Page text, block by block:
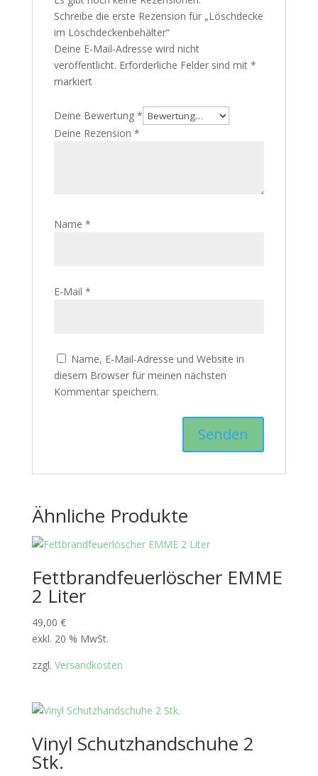
Schreibe die erste Rezension für „Löschdecke
im Löschdeckenbehälter“
Deine E-Mail-Adresse wird nicht
veröffentlicht. Erforderliche Felder sind mit *
markiert
Deine Bewertung *
Deine Rezension *
Name *
E-Mail *
Name, E-Mail-Adresse und Website in
diesem Browser für meinen nächsten
Kommentar speichern.
Ähnliche Produkte
Fettbrandfeuerlöscher EMME
2 Liter
49,00 €
exkl. 20 % MwSt.
zzgl. Versandkosten
Vinyl Schutzhandschuhe 2
Stk.